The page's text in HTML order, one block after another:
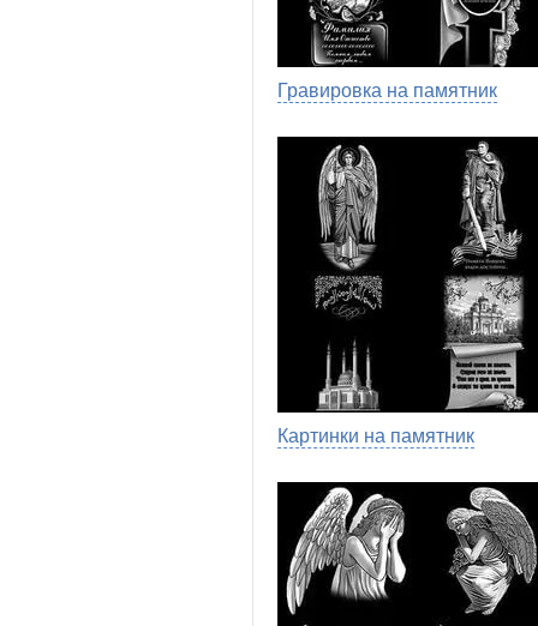
Гравировка на памятник
Картинки на памятник